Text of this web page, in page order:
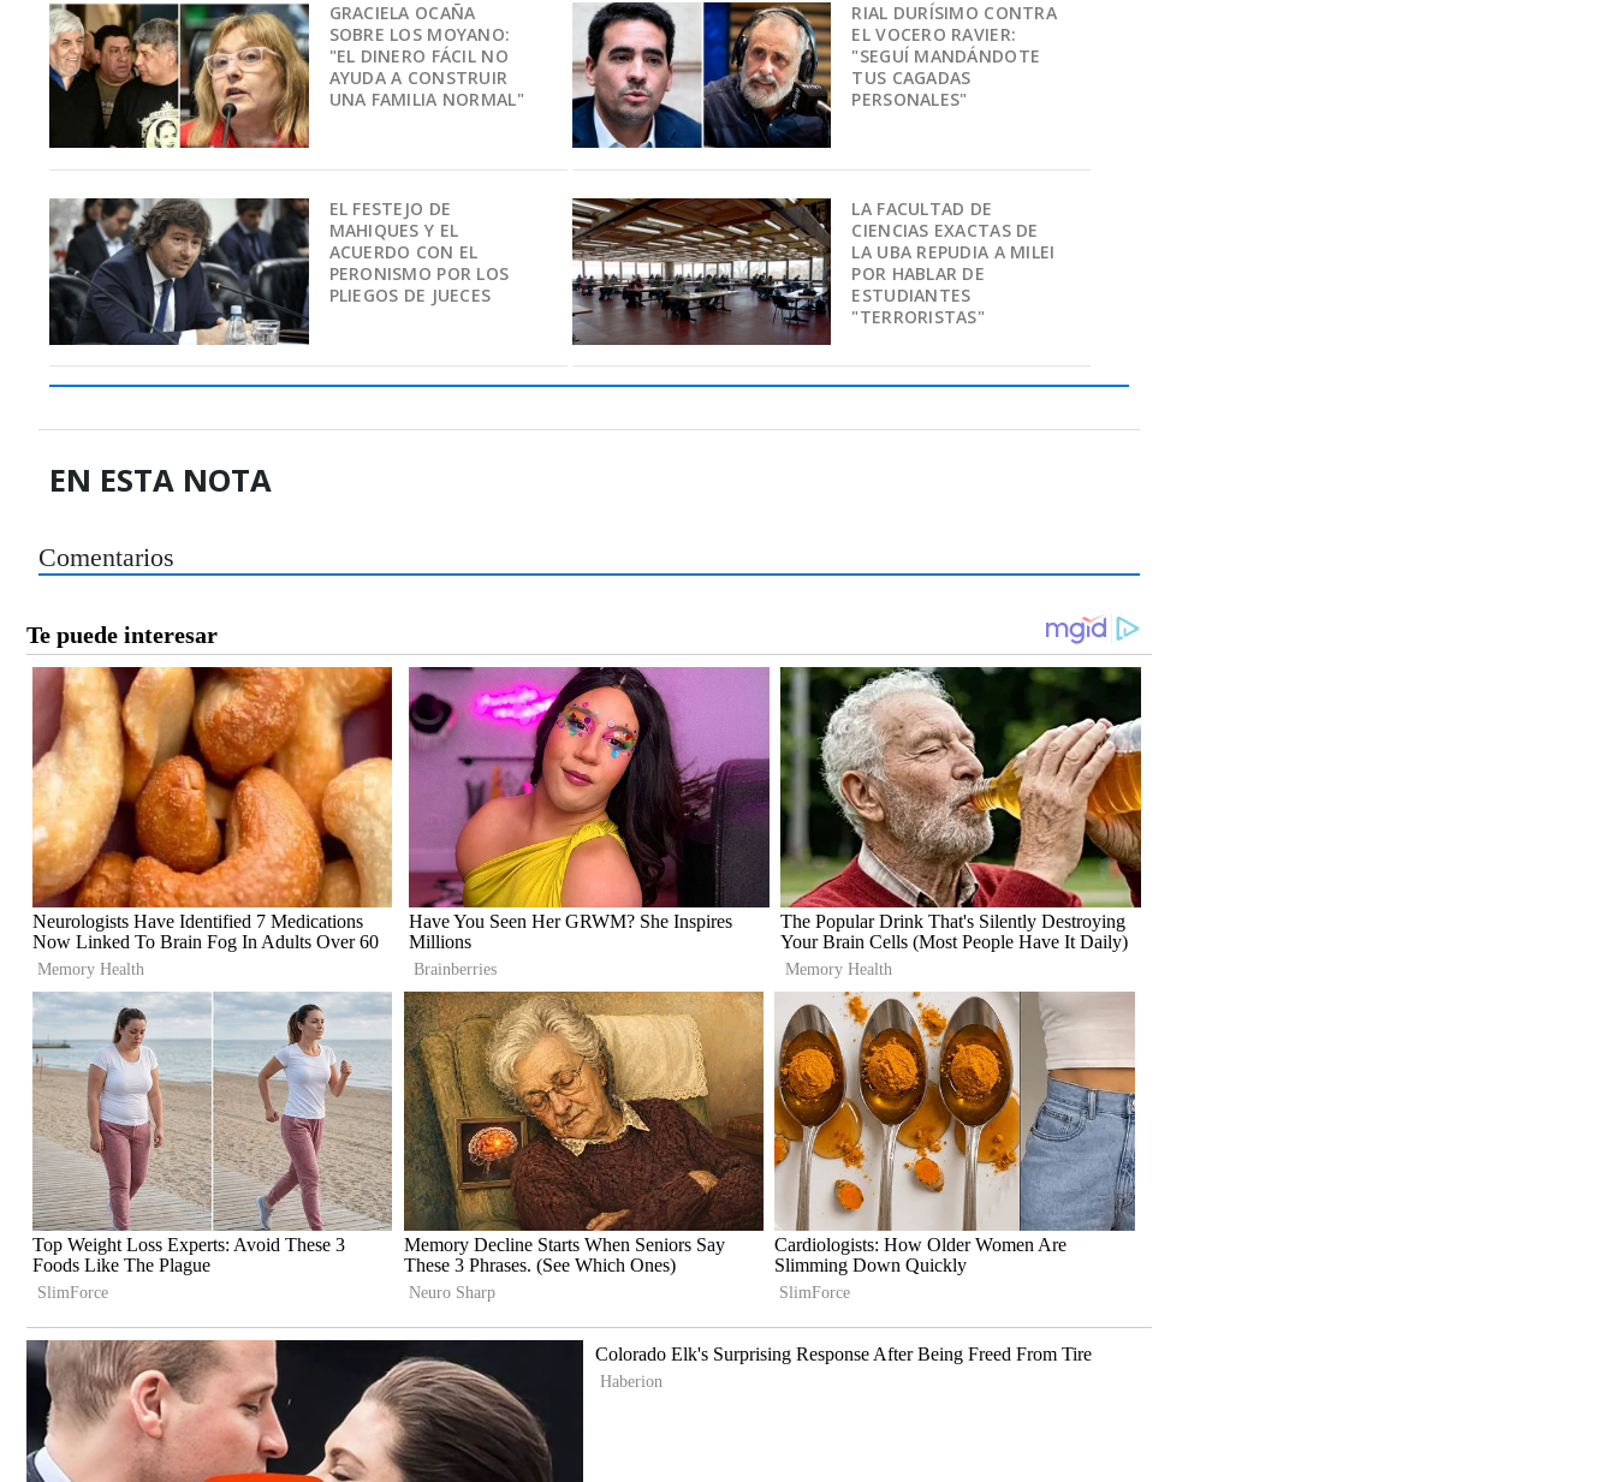
GRACIELA OCAÑA
SOBRE LOS MOYANO:
"EL DINERO FÁCIL NO
AYUDA A CONSTRUIR
UNA FAMILIA NORMAL"
RIAL DURÍSIMO CONTRA
EL VOCERO RAVIER:
"SEGUÍ MANDÁNDOTE
TUS CAGADAS
PERSONALES"
EL FESTEJO DE
MAHIQUES Y EL
ACUERDO CON EL
PERONISMO POR LOS
PLIEGOS DE JUECES
LA FACULTAD DE
CIENCIAS EXACTAS DE
LA UBA REPUDIA A MILEI
POR HABLAR DE
ESTUDIANTES
"TERRORISTAS"
EN ESTA NOTA
Comentarios